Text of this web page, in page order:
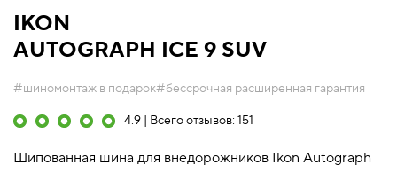
IKON
AUTOGRAPH ICE 9 SUV
#шиномонтаж в подарок#бессрочная расширенная гарантия
4.9 | Всего отзывов: 151
Шипованная шина для внедорожников Ikon Autograph